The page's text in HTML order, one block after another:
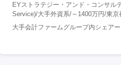
EYストラテジー・アンド・コンサ
Service)/大手外資系/～1400万円/東京
大手会計ファームグループ内シェア